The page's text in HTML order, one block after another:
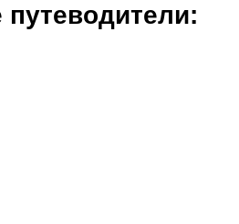
путеводители: